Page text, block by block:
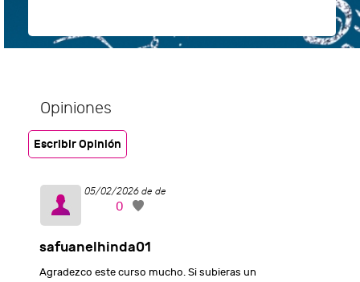
Opiniones
Escribir Opinión
05/02/2026 de de
0
safuanelhinda01
Agradezco este curso mucho. Si subieras un